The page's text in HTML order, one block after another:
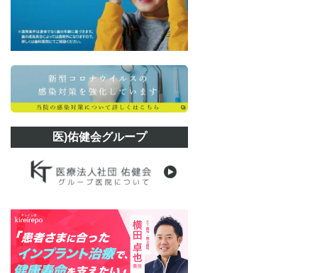
医)佑健会グループ